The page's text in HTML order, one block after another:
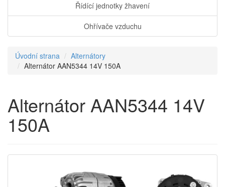
Řídící jednotky žhavení
Ohřívače vzduchu
Úvodní strana
Alternátory
Alternátor AAN5344 14V 150A
Alternátor AAN5344 14V
150A